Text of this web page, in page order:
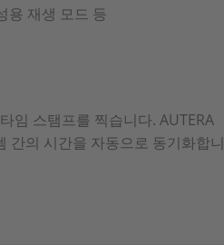
용 재생 모드 등
임 스탬프를 찍습니다. AUTERA
간의 시간을 자동으로 동기화합니